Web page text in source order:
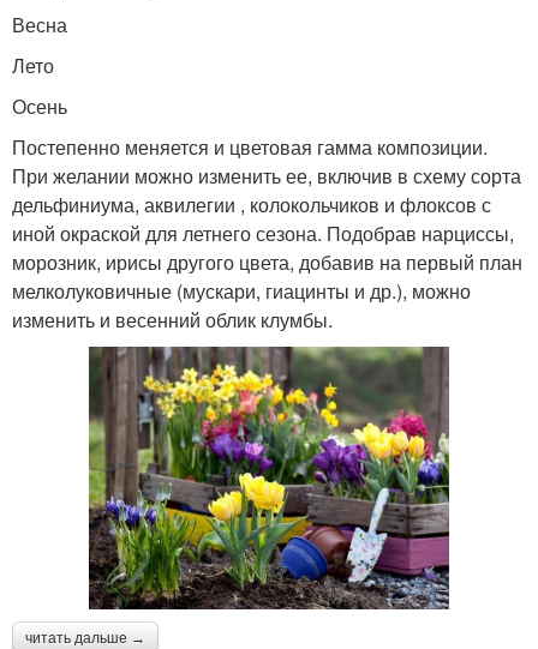
Весна
Лето
Осень
Постепенно меняется и цветовая гамма композиции.
При желании можно изменить ее, включив в схему сорта
дельфиниума, аквилегии , колокольчиков и флоксов с
иной окраской для летнего сезона. Подобрав нарциссы,
морозник, ирисы другого цвета, добавив на первый план
мелколуковичные (мускари, гиацинты и др.), можно
изменить и весенний облик клумбы.
читать дальше →